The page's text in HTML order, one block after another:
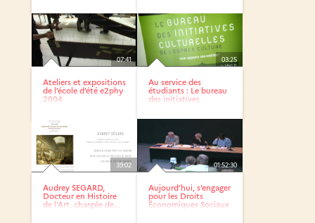
07:41
Ateliers et expositions
de l’école d’été e2phy
2004
03:25
Au service des
étudiants : Le bureau
des initiatives
39:02
Audrey SEGARD,
Docteur en Histoire
de l’Art, chargée de...
01:52:30
Aujourd’hui, s’engager
pour les Droits
Économiques Sociaux